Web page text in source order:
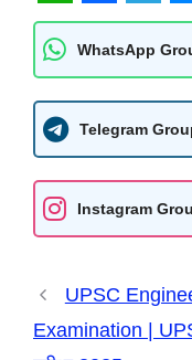
W
h
a
t
s
A
p
F
a
c
e
b
o
o
T
e
l
e
g
r
a
e
s
s
e
n
g
r
WhatsApp
Telegram
Instagram
UPSC
Examination |